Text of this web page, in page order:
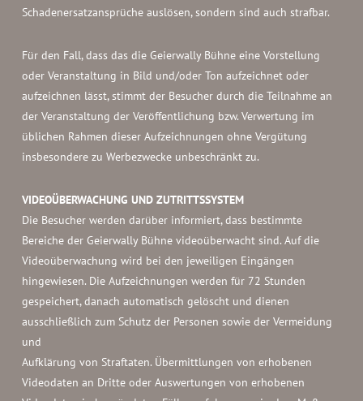
Schadenersatzansprüche auslösen, sondern sind auch strafbar.
Für den Fall, dass das die Geierwally Bühne eine Vorstellung
oder Veranstaltung in Bild und/oder Ton aufzeichnet oder
aufzeichnen lässt, stimmt der Besucher durch die Teilnahme an
der Veranstaltung der Veröffentlichung bzw. Verwertung im
üblichen Rahmen dieser Aufzeichnungen ohne Vergütung
insbesondere zu Werbezwecke unbeschränkt zu.
VIDEOÜBERWACHUNG UND ZUTRITTSSYSTEM
Die Besucher werden darüber informiert, dass bestimmte
Bereiche der Geierwally Bühne videoüberwacht sind. Auf die
Videoüberwachung wird bei den jeweiligen Eingängen
hingewiesen. Die Aufzeichnungen werden für 72 Stunden
gespeichert, danach automatisch gelöscht und dienen
ausschließlich zum Schutz der Personen sowie der Vermeidung
und
Aufklärung von Straftaten. Übermittlungen von erhobenen
Videodaten an Dritte oder Auswertungen von erhobenen